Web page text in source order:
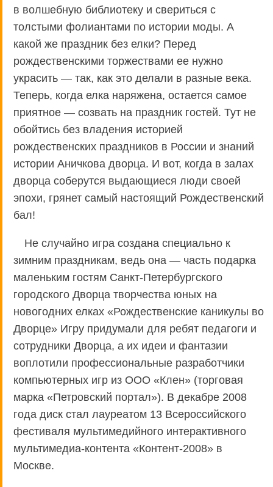
в волшебную библиотеку и свериться с
толстыми фолиантами по истории моды. А
какой же праздник без елки? Перед
рождественскими торжествами ее нужно
украсить — так, как это делали в разные века.
Теперь, когда елка наряжена, остается самое
приятное — созвать на праздник гостей. Тут не
обойтись без владения историей
рождественских праздников в России и знаний
истории Аничкова дворца. И вот, когда в залах
дворца соберутся выдающиеся люди своей
эпохи, грянет самый настоящий Рождественский
бал!
Не случайно игра создана специально к
зимним праздникам, ведь она — часть подарка
маленьким гостям Санкт-Петербургского
городского Дворца творчества юных на
новогодних елках «Рождественские каникулы во
Дворце» Игру придумали для ребят педагоги и
сотрудники Дворца, а их идеи и фантазии
воплотили профессиональные разработчики
компьютерных игр из ООО «Клен» (торговая
марка «Петровский портал»). В декабре 2008
года диск стал лауреатом 13 Всероссийского
фестиваля мультимедийного интерактивного
мультимедиа-контента «Контент-2008» в
Москве.